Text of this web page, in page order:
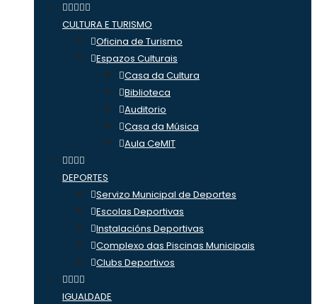
CULTURA E TURISMO
Oficina de Turismo
Espazos Culturais
Casa da Cultura
Biblioteca
Auditorio
Casa da Música
Aula CeMIT
DEPORTES
Servizo Municipal de Deportes
Escolas Deportivas
Instalacións Deportivas
Complexo das Piscinas Municipais
Clubs Deportivos
IGUALDADE